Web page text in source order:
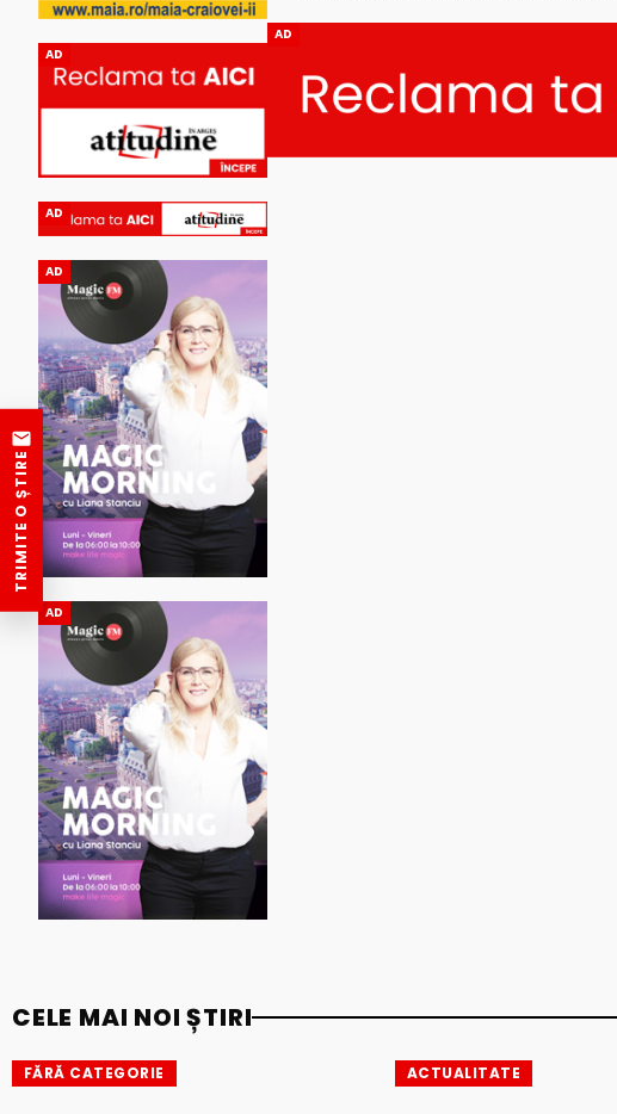
AD
AD
AD
AD
AD
CELE MAI NOI ȘTIRI
FĂRĂ CATEGORIE ACTUALITATE
TRIMITE O ȘTIRE